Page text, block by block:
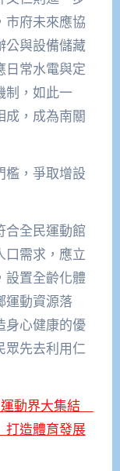
市府未來應協
公與設備儲藏
日常水電與定
制，如此一
成，成為南關
檻，爭取增設
合全民運動館
口需求，應立
設置全齡化體
運動資源落
身心健康的優
眾先去利用仁
動界大集結
打造體育發展